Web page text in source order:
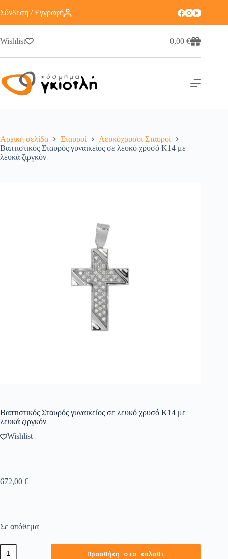
Σύνδεση / Εγγραφή
Wishlist 0,00€
Αρχική σελίδα Σταυροί
Λευκόχρυσοι Σταυροί
Βαπτιστικός Σταυρός γυναικείος σε λευκό χρυσό Κ14 με
λευκά ζιργκόν
Βαπτιστικός Σταυρός γυναικείος σε λευκό χρυσό Κ14 με
λευκά ζιργκόν
Wishlist
672,00 €
Σε απόθεμα
Προσθήκη στο καλάθι